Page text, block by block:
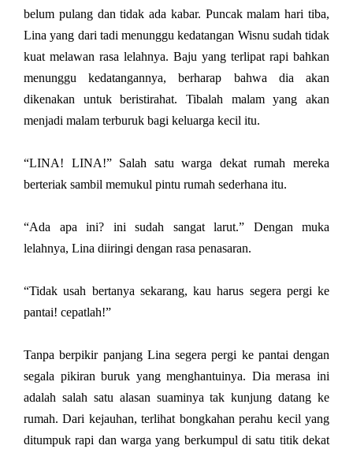
belum pulang dan tidak ada kabar. Puncak malam hari tiba,
Lina yang dari tadi menunggu kedatangan Wisnu sudah tidak
kuat melawan rasa lelahnya. Baju yang terlipat rapi bahkan
menunggu kedatangannya, berharap bahwa dia akan
dikenakan untuk beristirahat. Tibalah malam yang akan
menjadi malam terburuk bagi keluarga kecil itu.
“LINA! LINA!” Salah satu warga dekat rumah mereka
berteriak sambil memukul pintu rumah sederhana itu.
“Ada apa ini? ini sudah sangat larut.” Dengan muka
lelahnya, Lina diiringi dengan rasa penasaran.
“Tidak usah bertanya sekarang, kau harus segera pergi ke
pantai! cepatlah!”
Tanpa berpikir panjang Lina segera pergi ke pantai dengan
segala pikiran buruk yang menghantuinya. Dia merasa ini
adalah salah satu alasan suaminya tak kunjung datang ke
rumah. Dari kejauhan, terlihat bongkahan perahu kecil yang
ditumpuk rapi dan warga yang berkumpul di satu titik dekat